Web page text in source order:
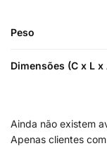
Peso
Dimensões (C x L x
Ainda não existem
Apenas clientes